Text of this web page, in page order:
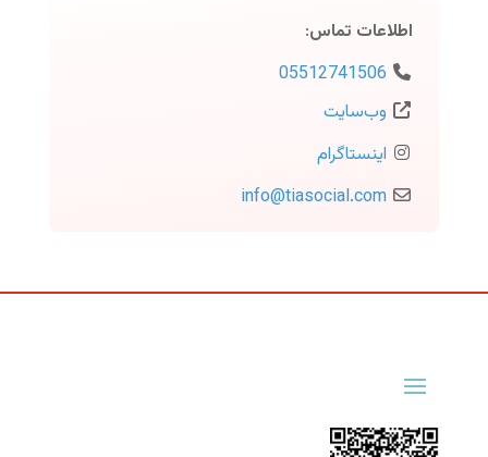
اطلاعات تماس:
05512741506
وب‌سایت
اینستاگرام
info@tiasocial.com